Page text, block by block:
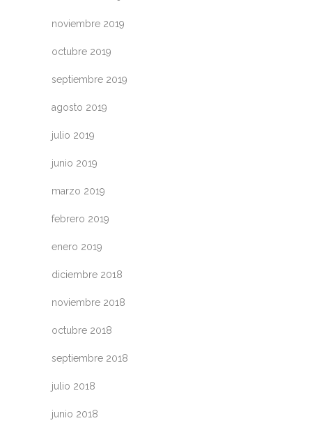
noviembre 2019
octubre 2019
septiembre 2019
agosto 2019
julio 2019
junio 2019
marzo 2019
febrero 2019
enero 2019
diciembre 2018
noviembre 2018
octubre 2018
septiembre 2018
julio 2018
junio 2018